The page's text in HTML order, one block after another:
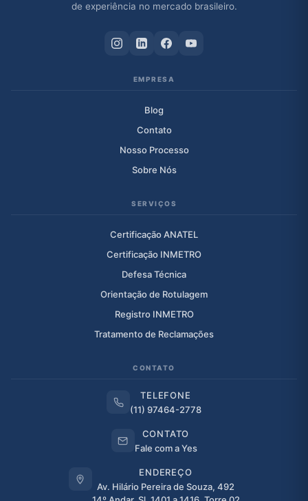
de experiência no mercado brasileiro.
EMPRESA
Blog
Contato
Nosso Processo
Sobre Nós
SERVIÇOS
Certificação ANATEL
Certificação INMETRO
Defesa Técnica
Orientação de Rotulagem
Registro INMETRO
Tratamento de Reclamações
CONTATO
TELEFONE
(11) 97464-2778
CONTATO
Fale com a Yes
ENDEREÇO
Av. Hilário Pereira de Souza, 492